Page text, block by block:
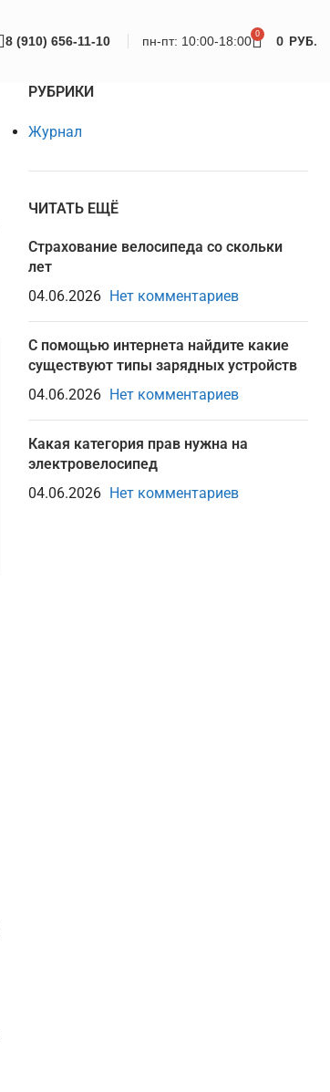
8 (910) 656-11-10 пн-пт: 10:00-18:00 0 0 РУБ.
РУБРИКИ
Журнал
ЧИТАТЬ ЕЩЁ
Страхование велосипеда со скольки
лет
04.06.2026 Нет комментариев
С помощью интернета найдите какие
существуют типы зарядных устройств
04.06.2026 Нет комментариев
Какая категория прав нужна на
электровелосипед
04.06.2026 Нет комментариев